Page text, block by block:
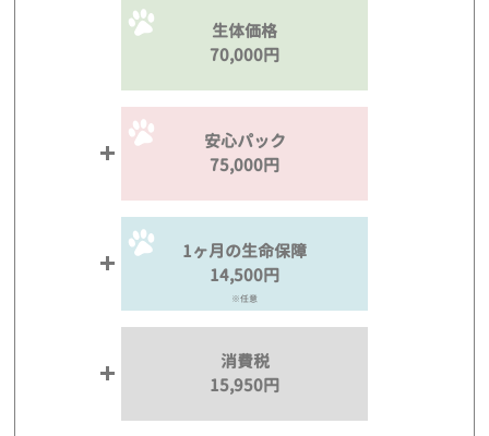
生体価格
70,000円
安心パック
75,000円
1ヶ月の生命保障
14,500円
※任意
消費税
15,950円